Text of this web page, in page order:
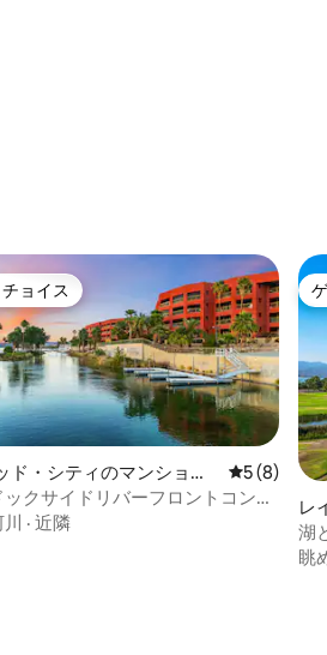
ョイス
ョイス
ド・シティのマンショ
ート
レビュー8
5 (8)
ックサイドリバーフロントコンド
プール-スパ-ドック
· 近隣
レ
ョ
湖
眺